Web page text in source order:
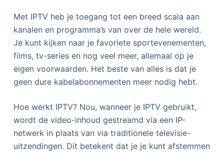
Met IPTV heb je toegang tot een breed scala aan
kanalen en programma’s van over de hele wereld.
Je kunt kijken naar je favoriete sportevenementen,
films, tv-series en nog veel meer, allemaal op je
eigen voorwaarden. Het beste van alles is dat je
geen dure kabelabonnementen meer nodig hebt.
Hoe werkt IPTV? Nou, wanneer je IPTV gebruikt,
wordt de video-inhoud gestreamd via een IP-
netwerk in plaats van via traditionele televisie-
uitzendingen. Dit betekent dat je je kunt afstemmen